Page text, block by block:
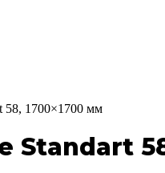
58, 1700×1700 мм
Standart